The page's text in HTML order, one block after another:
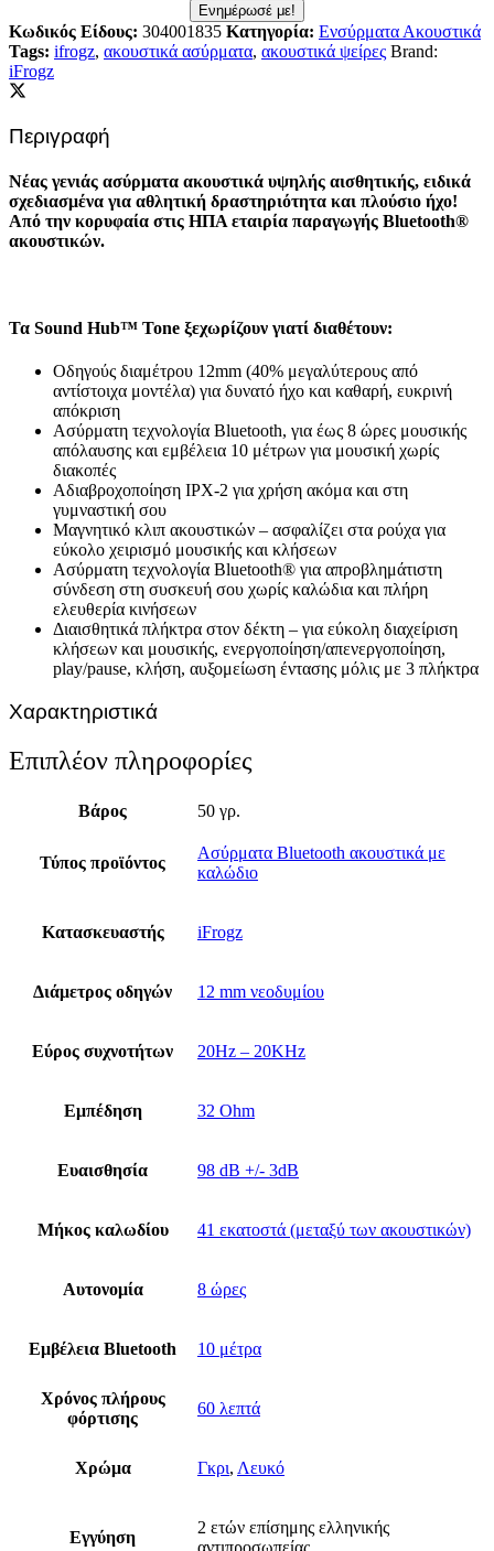
Ενημέρωσέ με!
Κωδικός Είδους: 304001835 Κατηγορία: Ενσύρματα Ακουστικά
Tags: ifrogz, ακουστικά ασύρματα, ακουστικά ψείρες Brand:
iFrogz
Περιγραφή
Νέας γενιάς ασύρματα ακουστικά υψηλής αισθητικής, ειδικά
σχεδιασμένα για αθλητική δραστηριότητα και πλούσιο ήχο!
Από την κορυφαία στις ΗΠΑ εταιρία παραγωγής Bluetooth®
ακουστικών.
Τα Sound Hub™ Tone ξεχωρίζουν γιατί διαθέτουν:
Οδηγούς διαμέτρου 12mm (40% μεγαλύτερους από
αντίστοιχα μοντέλα) για δυνατό ήχο και καθαρή, ευκρινή
απόκριση
Ασύρματη τεχνολογία Bluetooth, για έως 8 ώρες μουσικής
απόλαυσης και εμβέλεια 10 μέτρων για μουσική χωρίς
διακοπές
Αδιαβροχοποίηση IPX-2 για χρήση ακόμα και στη
γυμναστική σου
Μαγνητικό κλιπ ακουστικών – ασφαλίζει στα ρούχα για
εύκολο χειρισμό μουσικής και κλήσεων
Ασύρματη τεχνολογία Bluetooth® για απροβλημάτιστη
σύνδεση στη συσκευή σου χωρίς καλώδια και πλήρη
ελευθερία κινήσεων
Διαισθητικά πλήκτρα στον δέκτη – για εύκολη διαχείριση
κλήσεων και μουσικής, ενεργοποίηση/απενεργοποίηση,
play/pause, κλήση, αυξομείωση έντασης μόλις με 3 πλήκτρα
Χαρακτηριστικά
Επιπλέον πληροφορίες
Βάρος 50 γρ.
Τύπος προϊόντος
Ασύρματα Bluetooth ακουστικά με
καλώδιο
Κατασκευαστής iFrogz
Διάμετρος οδηγών 12 mm νεοδυμίου
Εύρος συχνοτήτων 20Hz – 20KHz
Εμπέδηση 32 Ohm
Ευαισθησία 98 dB +/- 3dB
Μήκος καλωδίου 41 εκατοστά (μεταξύ των ακουστικών)
Αυτονομία 8 ώρες
Εμβέλεια Bluetooth 10 μέτρα
Χρόνος πλήρους
φόρτισης
60 λεπτά
Χρώμα Γκρι, Λευκό
Εγγύηση
2 ετών επίσημης ελληνικής
αντιπροσωπείας